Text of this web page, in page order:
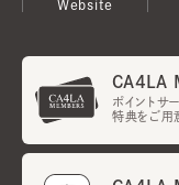
Website
CA4LA
ポイントサ
特典をご用